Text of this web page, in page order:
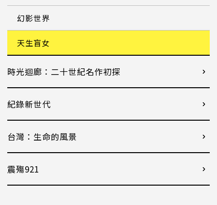
幻影世界
天生盲女
時光迴廊：二十世紀名作初探
紀錄新世代
台灣：生命的風景
震殤921